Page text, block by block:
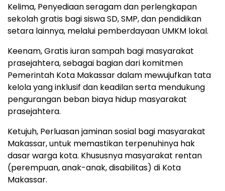
Kelima, Penyediaan seragam dan perlengkapan
sekolah gratis bagi siswa SD, SMP, dan pendidikan
setara lainnya, melalui pemberdayaan UMKM lokal.
Keenam, Gratis iuran sampah bagi masyarakat
prasejahtera, sebagai bagian dari komitmen
Pemerintah Kota Makassar dalam mewujufkan tata
kelola yang inklusif dan keadilan serta mendukung
pengurangan beban biaya hidup masyarakat
prasejahtera.
Ketujuh, Perluasan jaminan sosial bagi masyarakat
Makassar, untuk memastikan terpenuhinya hak
dasar warga kota. Khususnya masyarakat rentan
(perempuan, anak-anak, disabilitas) di Kota
Makassar.